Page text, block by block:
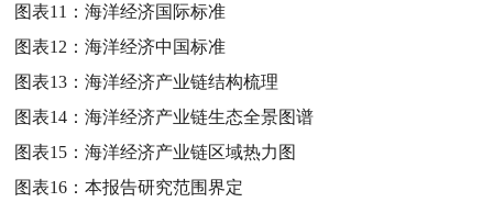
图表11：海洋经济国际标准
图表12：海洋经济中国标准
图表13：海洋经济产业链结构梳理
图表14：海洋经济产业链生态全景图谱
图表15：海洋经济产业链区域热力图
图表16：本报告研究范围界定